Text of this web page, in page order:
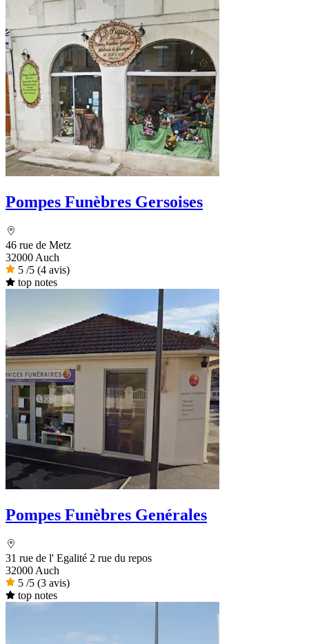
Pompes Funèbres Gersoises
46 rue de Metz
32000 Auch
5 /5 (4 avis)
top notes
Pompes Funèbres Genérales
31 rue de l' Egalité 2 rue du repos
32000 Auch
5 /5 (3 avis)
top notes